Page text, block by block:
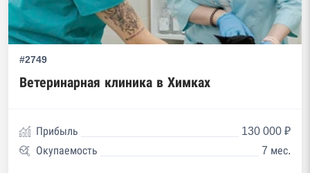
#2749
Ветеринарная клиника в Химках
Прибыль
130 000 ₽
Окупаемость
7 мес.